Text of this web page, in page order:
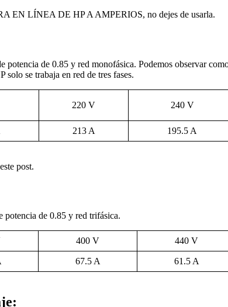
EN LÍNEA DE HP A AMPERIOS, no dejes de usarla.
potencia de 0.85 y red monofásica. Podemos observar
solo se trabaja en red de tres fases.
220 V 240 V
213 A
195.5 A
post.
potencia de 0.85 y red trifásica.
400 V 440 V
67.5 A
61.5 A